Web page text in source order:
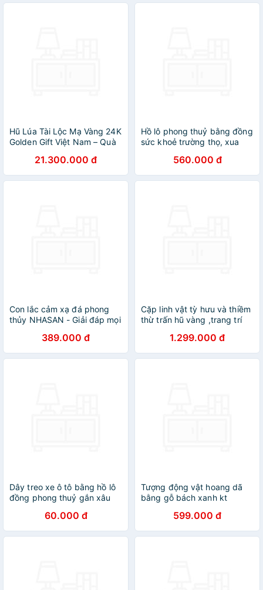
Hũ Lúa Tài Lộc Mạ Vàng 24K
Golden Gift Việt Nam – Quà
Phong Thuỷ May Mắn
21.300.000 đ
Hồ lô phong thuỷ bằng đồng
sức khoẻ trường thọ, xua
ngũ đế may mắn
560.000 đ
Con lắc cảm xạ đá phong
thủy NHASAN - Giải đáp mọi
mất, phát hiện năng lượng -
LCX09
389.000 đ
Cặp linh vật tỳ hưu và thiềm
thừ trấn hũ vàng ,trang trí
gỗ bách xanh thơm phức kt
15×12×8cm
1.299.000 đ
Dây treo xe ô tô bằng hồ lô
đồng phong thuỷ gắn xâu
trang trí nhà cửa thu hút tài
lộc, may mắn Diệu Tâm
60.000 đ
Tượng động vật hoang dã
bằng gỗ bách xanh kt
599.000 đ